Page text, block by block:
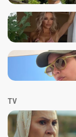
TV